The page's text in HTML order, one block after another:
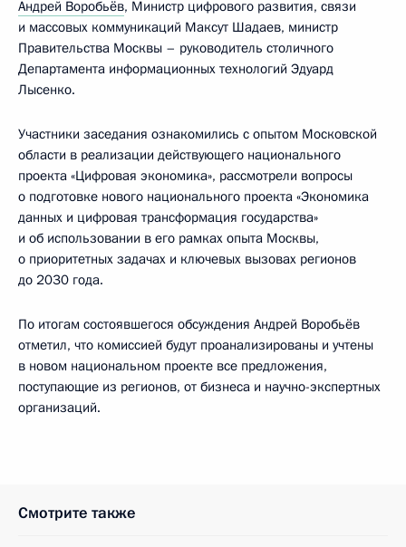
Андрей Воробьёв, Министр цифрового развития, связи
и массовых коммуникаций Максут Шадаев, министр
Правительства Москвы – руководитель столичного
Департамента информационных технологий Эдуард
Лысенко.
Участники заседания ознакомились с опытом Московской
области в реализации действующего национального
проекта «Цифровая экономика», рассмотрели вопросы
о подготовке нового национального проекта «Экономика
данных и цифровая трансформация государства»
и об использовании в его рамках опыта Москвы,
о приоритетных задачах и ключевых вызовах регионов
до 2030 года.
По итогам состоявшегося обсуждения Андрей Воробьёв
отметил, что комиссией будут проанализированы и учтены
в новом национальном проекте все предложения,
поступающие из регионов, от бизнеса и научно-экспертных
организаций.
Смотрите также